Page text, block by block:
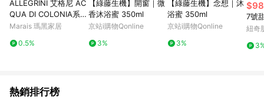
追訴之權利，活動詳情以樂天市場網站公告為準。
ALLEGRINI 艾格尼 AC
QUA DI COLONIA系列
沐浴乳 300ml - 潤髮乳
Marais 瑪黑家居
0.5%
【綠藤生機】開窗｜微
香沐浴蜜 350ml
京站i購物Qonline
3%
【綠藤生機】念想｜沐
浴蜜 350ml
京站i購物Qonline
3%
7號
紐奇
熱銷排行榜